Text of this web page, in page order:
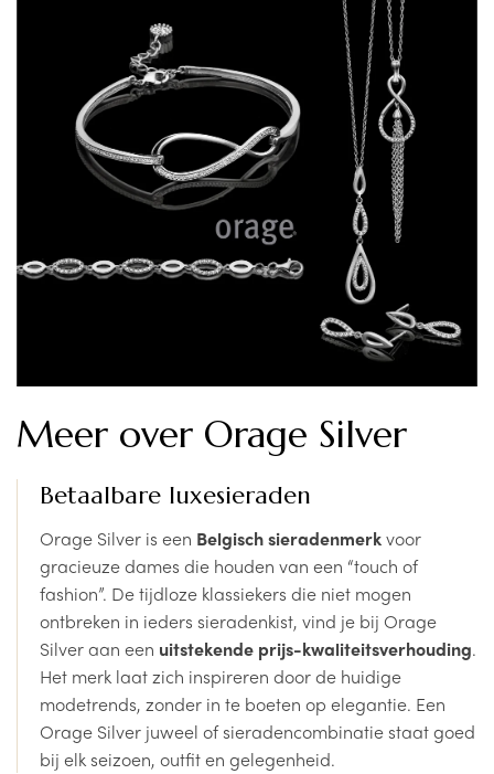
Meer over Orage Silver
Betaalbare luxesieraden
Orage Silver is een Belgisch sieradenmerkvoor
gracieuze dames die houden van een “touch of
fashion”. De tijdloze klassiekers die niet mogen
ontbreken in ieders sieradenkist, vind je bij Orage
Silver aan een uitstekende prijs-kwaliteitsverhouding.
Het merk laat zich inspireren door de huidige
modetrends, zonder in te boeten op elegantie. Een
Orage Silver juweel of sieradencombinatie staat goed
bij elk seizoen, outfit en gelegenheid.